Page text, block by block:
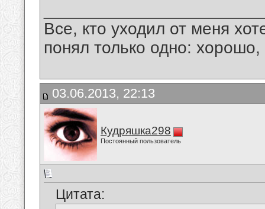
Все, кто уходил от меня
понял только одно:
03.06.2013, 22:13
Кудряшка298
Постоянный пользователь
Цитата: